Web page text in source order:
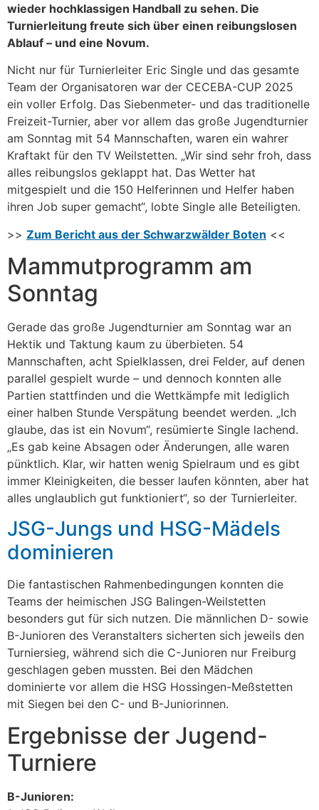
wieder hochklassigen Handball zu sehen. Die
Turnierleitung freute sich über einen reibungslosen
Ablauf – und eine Novum.
Nicht nur für Turnierleiter Eric Single und das gesamte
Team der Organisatoren war der CECEBA-CUP 2025
ein voller Erfolg. Das Siebenmeter- und das traditionelle
Freizeit-Turnier, aber vor allem das große Jugendturnier
am Sonntag mit 54 Mannschaften, waren ein wahrer
Kraftakt für den TV Weilstetten. „Wir sind sehr froh, dass
alles reibungslos geklappt hat. Das Wetter hat
mitgespielt und die 150 Helferinnen und Helfer haben
ihren Job super gemacht“, lobte Single alle Beteiligten.
>> Zum Bericht aus der Schwarzwälder Boten <<
Mammutprogramm am
Sonntag
Gerade das große Jugendturnier am Sonntag war an
Hektik und Taktung kaum zu überbieten. 54
Mannschaften, acht Spielklassen, drei Felder, auf denen
parallel gespielt wurde – und dennoch konnten alle
Partien stattfinden und die Wettkämpfe mit lediglich
einer halben Stunde Verspätung beendet werden. „Ich
glaube, das ist ein Novum“, resümierte Single lachend.
„Es gab keine Absagen oder Änderungen, alle waren
pünktlich. Klar, wir hatten wenig Spielraum und es gibt
immer Kleinigkeiten, die besser laufen könnten, aber hat
alles unglaublich gut funktioniert“, so der Turnierleiter.
JSG-Jungs und HSG-Mädels
dominieren
Die fantastischen Rahmenbedingungen konnten die
Teams der heimischen JSG Balingen-Weilstetten
besonders gut für sich nutzen. Die männlichen D- sowie
B-Junioren des Veranstalters sicherten sich jeweils den
Turniersieg, während sich die C-Junioren nur Freiburg
geschlagen geben mussten. Bei den Mädchen
dominierte vor allem die HSG Hossingen-Meßstetten
mit Siegen bei den C- und B-Juniorinnen.
Ergebnisse der Jugend-
Turniere
B-Junioren: